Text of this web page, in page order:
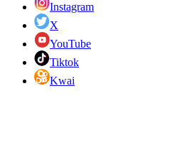
Instagram
X
YouTube
Tiktok
Kwai